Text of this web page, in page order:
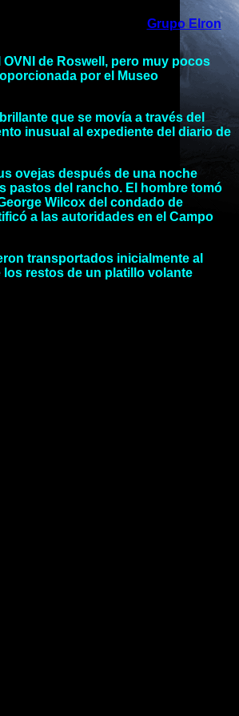
Grupo Elron
de Roswell, pero muy pocos
por el Museo
que se movía a través del
inusual al expediente del diario de
ovejas después de una noche
pastos del rancho. El hombre tomó
Wilcox del condado de
a las autoridades en el Campo
transportados inicialmente al
los restos de un platillo volante